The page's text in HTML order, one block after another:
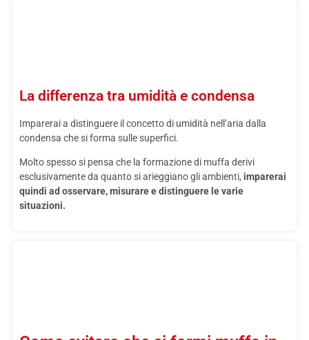
La differenza tra umidità e condensa
Imparerai a distinguere il concetto di umidità nell’aria dalla
condensa che si forma sulle superfici.
Molto spesso si pensa che la formazione di muffa derivi
esclusivamente da quanto si arieggiano gli ambienti, imparerai
quindi ad osservare, misurare e distinguere le varie
situazioni.